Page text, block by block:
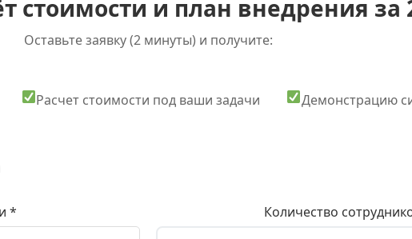
стоимости и план внедрения за
Оставьте заявку (2 минуты) и получите:
Расчет стоимости под ваши задачи Демонстрацию
* Количество